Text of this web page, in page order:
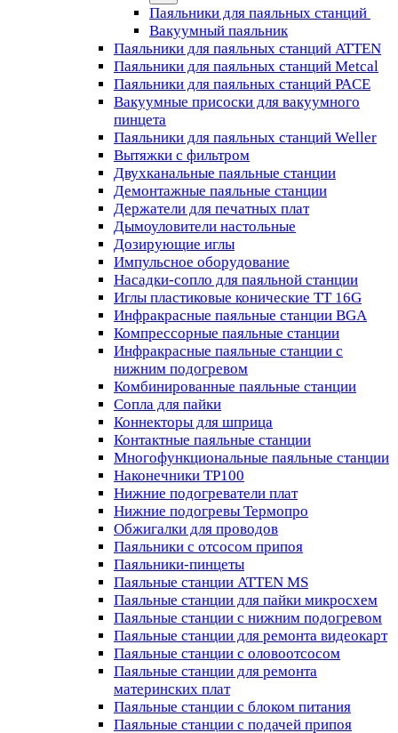
Паяльники для паяльных станций
Вакуумный паяльник
Паяльники для паяльных станций ATTEN
Паяльники для паяльных станций Metcal
Паяльники для паяльных станций PACE
Вакуумные присоски для вакуумного
пинцета
Паяльники для паяльных станций Weller
Вытяжки с фильтром
Двухканальные паяльные станции
Демонтажные паяльные станции
Держатели для печатных плат
Дымоуловители настольные
Дозирующие иглы
Импульсное оборудование
Насадки-сопло для паяльной станции
Иглы пластиковые конические TT 16G
Инфракрасные паяльные станции BGA
Компрессорные паяльные станции
Инфракрасные паяльные станции с
нижним подогревом
Комбинированные паяльные станции
Сопла для пайки
Коннекторы для шприца
Контактные паяльные станции
Многофункциональные паяльные станции
Наконечники TP100
Нижние подогреватели плат
Нижние подогревы Термопро
Обжигалки для проводов
Паяльники с отсосом припоя
Паяльники-пинцеты
Паяльные станции ATTEN MS
Паяльные станции для пайки микросхем
Паяльные станции с нижним подогревом
Паяльные станции для ремонта видеокарт
Паяльные станции с оловоотсосом
Паяльные станции для ремонта
материнских плат
Паяльные станции с блоком питания
Паяльные станции с подачей припоя